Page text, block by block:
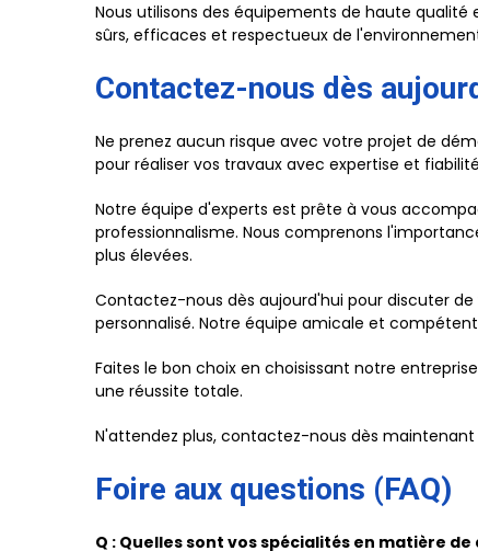
Nous utilisons des équipements de haute
sûrs, efficaces et respectueux de
Contactez-nous dès
Ne prenez aucun risque avec votre projet de
pour réaliser vos travaux avec expertise et
Notre équipe d'experts est prête à vous
professionnalisme. Nous comprenons
plus élevées.
Contactez-nous dès aujourd'hui pour discuter
personnalisé. Notre équipe amicale et
Faites le bon choix en choisissant notre
une réussite totale.
N'attendez plus, contactez-nous dès maintenant
Foire aux questions (FAQ)
Q : Quelles sont vos spécialités en matière